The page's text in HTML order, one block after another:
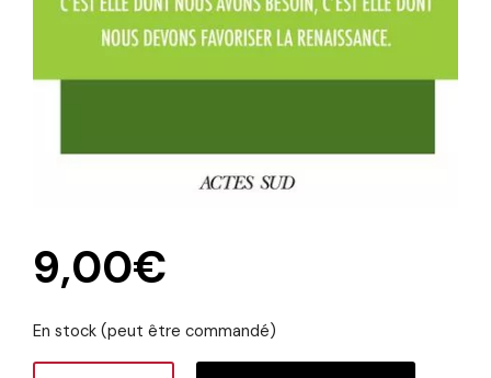
9,00€
En stock (peut être commandé)